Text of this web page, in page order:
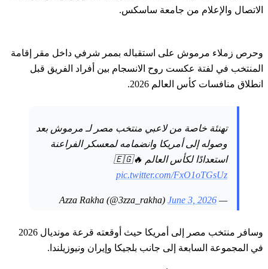
الاتصال والإعلام من جامعة ساسكس.
وحرص زملاء مرموش على استقباله بممر شرفي داخل مقر إقامة
المنتخب في لفتة عكست روح الانسجام بين أفراد الفريق قبل
انطلاق منافسات كأس العالم 2026.
تهنئة خاصة من لاعبي منتخب مصر لـ مرموش بعد
وصوله إلى أمريكا وانضمامه لمعسكر الفراعنة
استعدادًا لكأس العالم 🇪🇬🔥
pic.twitter.com/FxO1oTGsUz
— Azza Rakha (@3zza_rakha)
June 3, 2026
وسافر منتخب مصر إلى أمريكا حيث أوقعته قرعة مونديال 2026
في المجموعة السابعة إلى جانب بلجيكا وإيران ونيوزيلندا.